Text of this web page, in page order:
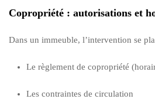
Copropriété : autorisations et
Dans un immeuble, l’intervention se
Le règlement de copropriété
Les contraintes de circulation